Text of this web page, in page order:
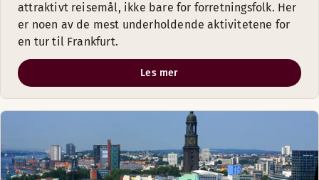
attraktivt reisemål, ikke bare for forretningsfolk. Her
er noen av de mest underholdende aktivitetene for
en tur til Frankfurt.
Les mer